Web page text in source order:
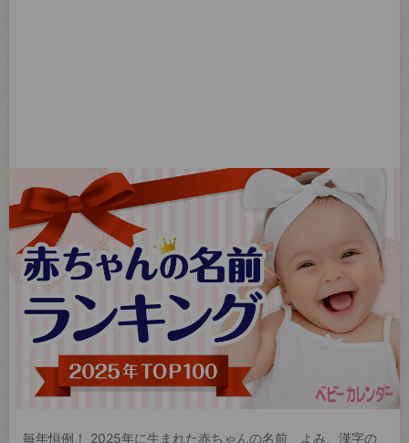
毎年恒例！ 2025年に生まれた赤ちゃんの名前、よみ、漢字の